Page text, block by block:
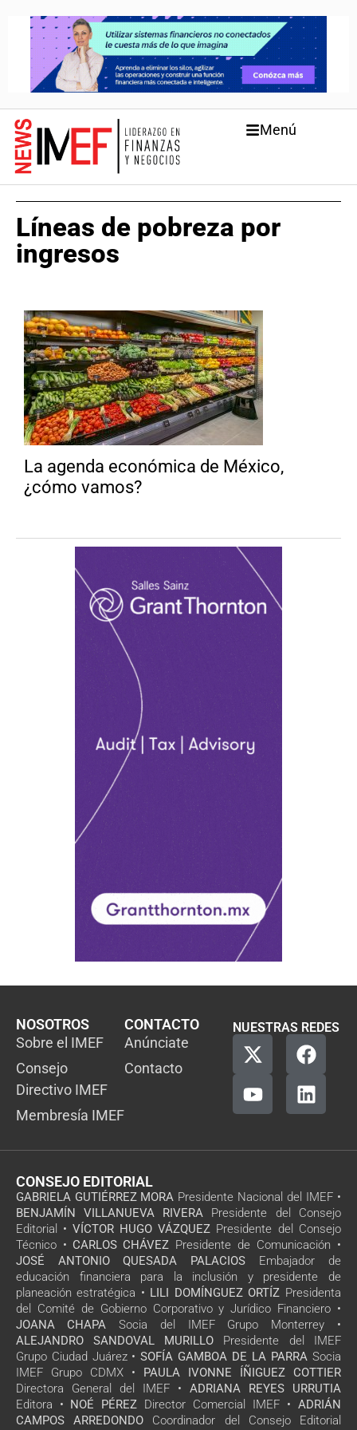
Menú
Líneas de pobreza por
ingresos
La agenda económica de México,
¿cómo vamos?
NOSOTROS
Sobre el IMEF
Consejo
Directivo IMEF
Membresía IMEF
CONTACTO
Anúnciate
Contacto
NUESTRAS REDES
CONSEJO EDITORIAL
GABRIELA GUTIÉRREZ MORA Presidente Nacional del IMEF •
BENJAMÍN VILLANUEVA RIVERA Presidente del Consejo
Editorial • VÍCTOR HUGO VÁZQUEZ Presidente del Consejo
Técnico • CARLOS CHÁVEZ Presidente de Comunicación •
JOSÉ ANTONIO QUESADA PALACIOS Embajador de
educación financiera para la inclusión y presidente de
planeación estratégica • LILI DOMÍNGUEZ ORTÍZ Presidenta
del Comité de Gobierno Corporativo y Jurídico Financiero •
JOANA CHAPA Socia del IMEF Grupo Monterrey •
ALEJANDRO SANDOVAL MURILLO Presidente del IMEF
Grupo Ciudad Juárez • SOFÍA GAMBOA DE LA PARRA Socia
IMEF Grupo CDMX • PAULA IVONNE ÍÑIGUEZ COTTIER
Directora General del IMEF • ADRIANA REYES URRUTIA
Editora • NOÉ PÉREZ Director Comercial IMEF • ADRIÁN
CAMPOS ARREDONDO Coordinador del Consejo Editorial